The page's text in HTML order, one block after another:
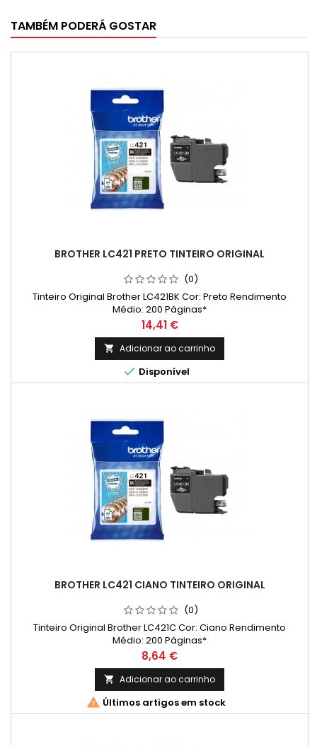
TAMBÉM PODERÁ GOSTAR
BROTHER LC421 PRETO TINTEIRO ORIGINAL
(0)
Tinteiro Original Brother LC421BK Cor: Preto Rendimento
Médio: 200 Páginas*
Preço
14,41 €
 Adicionar ao carrinho
 Disponível
BROTHER LC421 CIANO TINTEIRO ORIGINAL
(0)
Tinteiro Original Brother LC421C Cor: Ciano Rendimento
Médio: 200 Páginas*
Preço
8,64 €
 Adicionar ao carrinho
 Últimos artigos em stock